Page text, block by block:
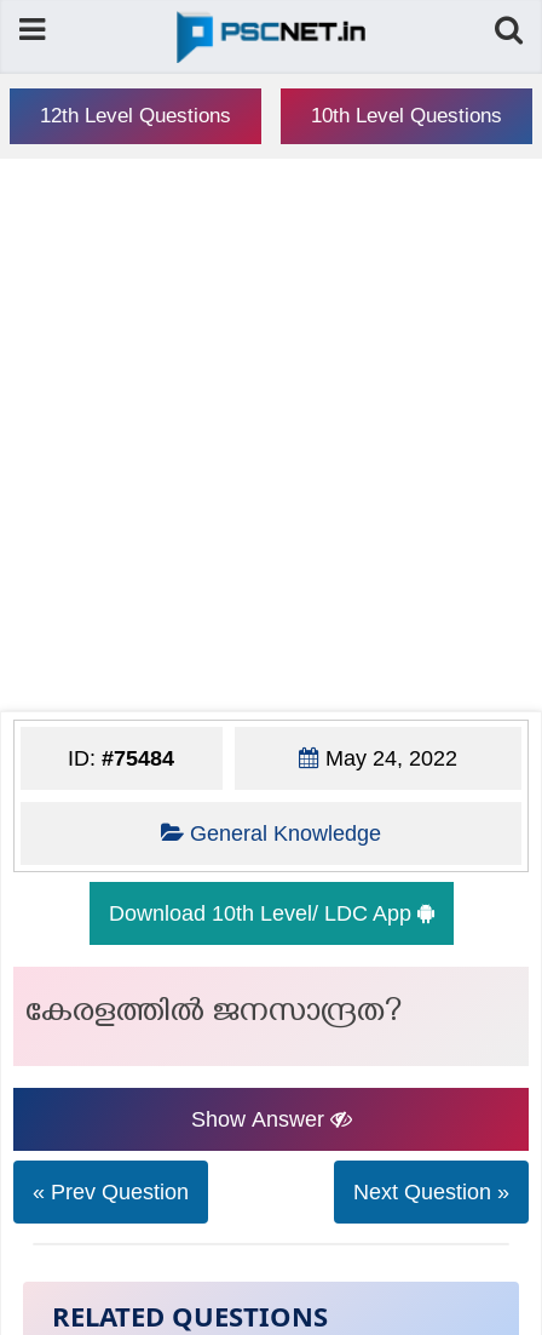
12th Level Questions 10th Level Questions
ID:#75484 May 24, 2022
General Knowledge
Download 10th Level/ LDC App
കേരളത്തിൽ ജനസാന്ദ്രത?
Show Answer
« Prev Question Next Question »
RELATED QUESTIONS